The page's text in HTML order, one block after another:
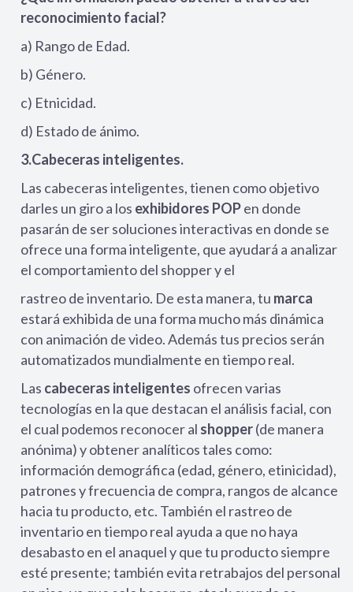
reconocimiento facial?
a) Rango de Edad.
b) Género.
c) Etnicidad.
d) Estado de ánimo.
3.Cabeceras inteligentes.
Las cabeceras inteligentes, tienen como objetivo
darles un giro a los exhibidores POPen donde
pasarán de ser soluciones interactivas en donde se
ofrece una forma inteligente, que ayudará a analizar
el comportamiento del shopper y el
rastreo de inventario. De esta manera, tu marca
estará exhibida de una forma mucho más dinámica
con animación de video. Además tus precios serán
automatizados mundialmente en tiempo real.
Las cabeceras inteligentes ofrecen varias
tecnologías en la que destacan el análisis facial, con
el cual podemos reconocer al shopper(de manera
anónima) y obtener analíticos tales como:
información demográfica (edad, género, etinicidad),
patrones y frecuencia de compra, rangos de alcance
hacia tu producto, etc. También el rastreo de
inventario en tiempo real ayuda a que no haya
desabasto en el anaquel y que tu producto siempre
esté presente; también evita retrabajos del personal